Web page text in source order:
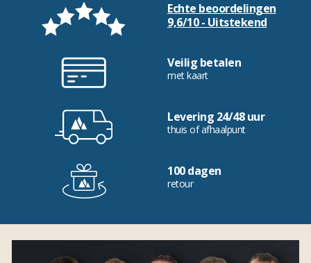
Echte beoordelingen
9,6/10 - Uitstekend
Veilig betalen
met kaart
Levering 24/48 uur
thuis of afhaalpunt
100 dagen
retour